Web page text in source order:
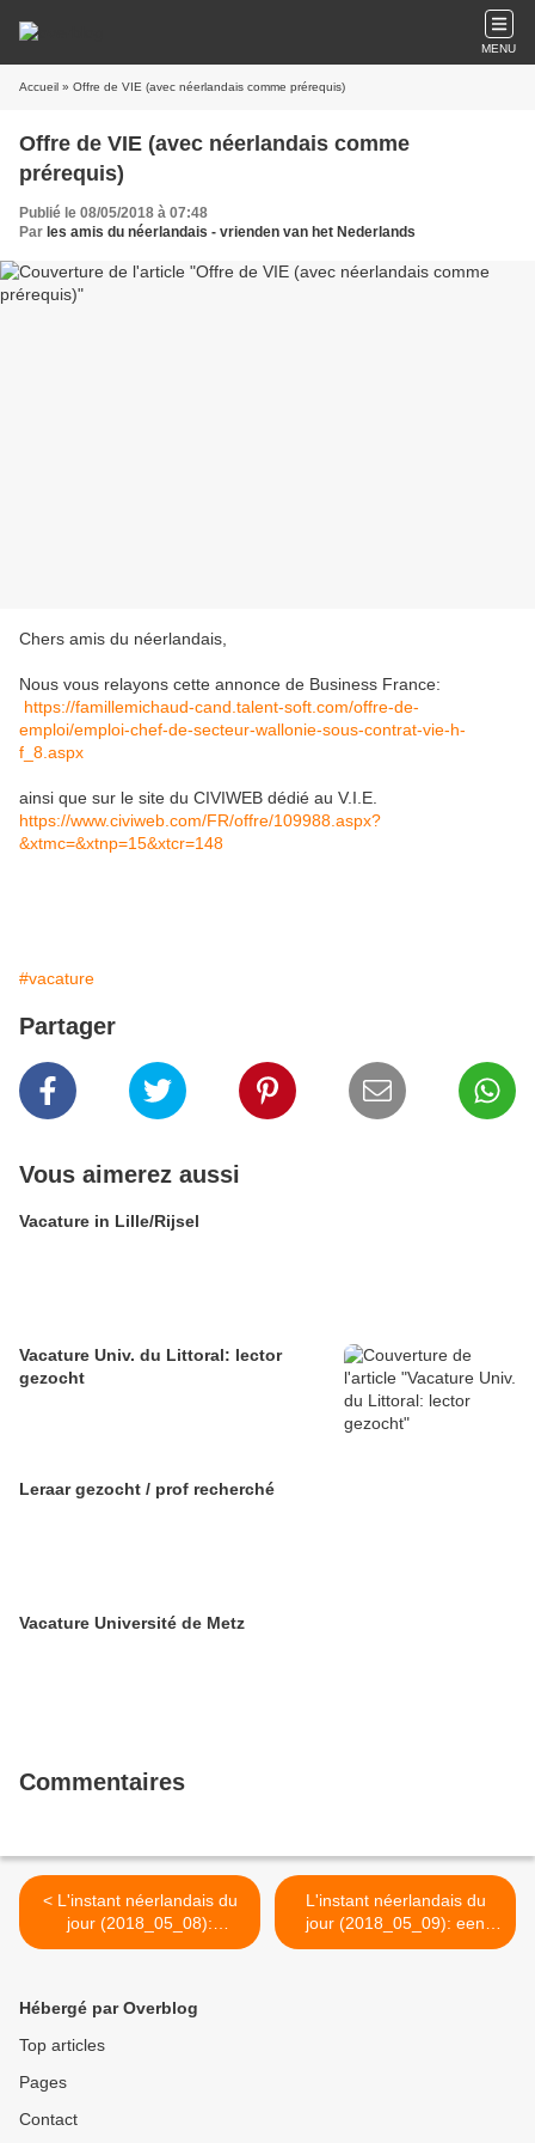
MENU
Accueil » Offre de VIE (avec néerlandais comme prérequis)
Offre de VIE (avec néerlandais comme
prérequis)
Publié le 08/05/2018 à 07:48
Par les amis du néerlandais - vrienden van het Nederlands
Chers amis du néerlandais,
Nous vous relayons cette annonce de Business France:
https://famillemichaud-cand.talent-soft.com/offre-de-
emploi/emploi-chef-de-secteur-wallonie-sous-contrat-vie-h-
f_8.aspx
ainsi que sur le site du CIVIWEB dédié au V.I.E.
https://www.civiweb.com/FR/offre/109988.aspx?
&xtmc=&xtnp=15&xtcr=148
#vacature
Partager
Vous aimerez aussi
Vacature in Lille/Rijsel
Vacature Univ. du Littoral: lector
gezocht
Leraar gezocht / prof recherché
Vacature Université de Metz
Commentaires
< L'instant néerlandais du
jour (2018_05_08):
Vandaag wordt in België
L'instant néerlandais du
jour (2018_05_09): een
brugdag nemen >
Hébergé par Overblog
Top articles
Pages
Contact